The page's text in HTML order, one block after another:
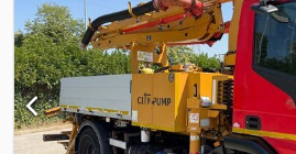
VÉHICULES DE TOUTES LES MARQUES,
RENAULT, VOLVO, SCANIA, AVEC
PUTZMEISTER ; OU DES ENGINS DE
CATERPILLAR, FIAT HITACHI, KOMATSU.